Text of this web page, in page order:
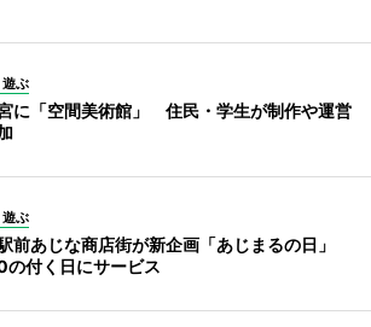
遊ぶ
に「空間美術館」 住民・学生が制作や運営
遊ぶ
前あじな商店街が新企画「あじまるの日」
の付く日にサービス